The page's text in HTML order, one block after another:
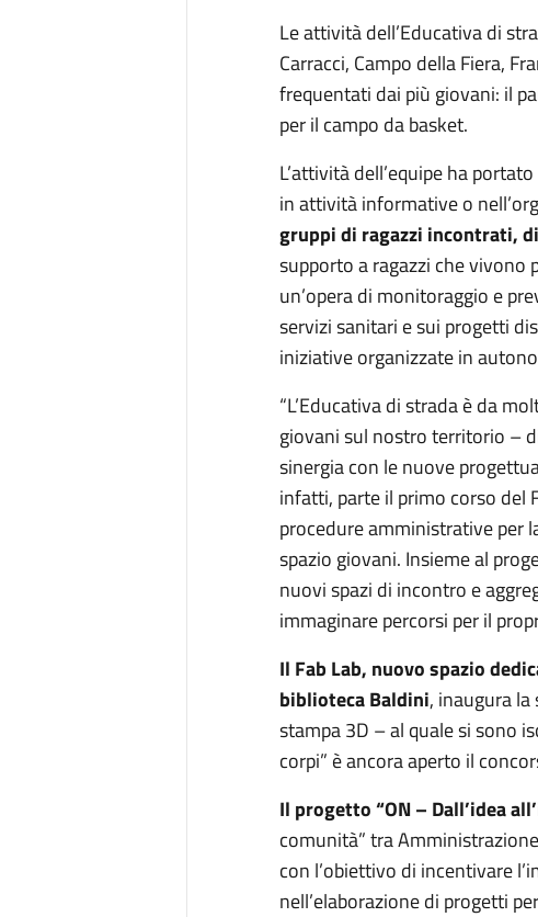
Le attività dell’Educativa di
Carracci, Campo della Fiera,
frequentati dai più giovani: il
per il campo da basket.
L’attività dell’equipe ha
in attività informative o
gruppi di ragazzi incontrati,
supporto a ragazzi che vivono
un’opera di monitoraggio e
servizi sanitari e sui progetti
iniziative organizzate in
“L’Educativa di strada è da
giovani sul nostro territorio –
sinergia con le nuove
infatti, parte il primo corso del
procedure amministrative per
spazio giovani. Insieme al
nuovi spazi di incontro e
immaginare percorsi per il
Il Fab Lab, nuovo spazio
biblioteca Baldini, inaugura
stampa 3D – al quale si sono
corpi” è ancora aperto il
Il progetto “ON – Dall’idea
comunità” tra
con l’obiettivo di incentivare
nell’elaborazione di progetti